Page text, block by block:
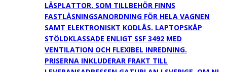
LÄSPLATTOR. SOM TILLBEHÖR FINNS
FASTLÅSNINGSANORDNING FÖR HELA VAGNEN
SAMT ELEKTRONISKT KODLÅS. LAPTOPSKÅP
STÖLDKLASSADE ENLIGT SSF 3492 MED
VENTILATION OCH FLEXIBEL INREDNING.
PRISERNA INKLUDERAR FRAKT TILL